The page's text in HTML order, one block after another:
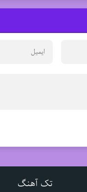
تک آهنگ